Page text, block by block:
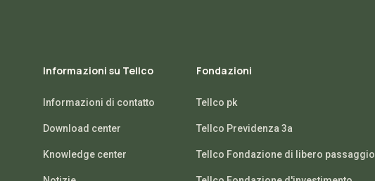
Informazioni su Tellco
Informazioni di contatto
Download center
Knowledge center
Fondazioni
Tellco pk
Tellco Previdenza 3a
Tellco Fondazione di libero passaggio